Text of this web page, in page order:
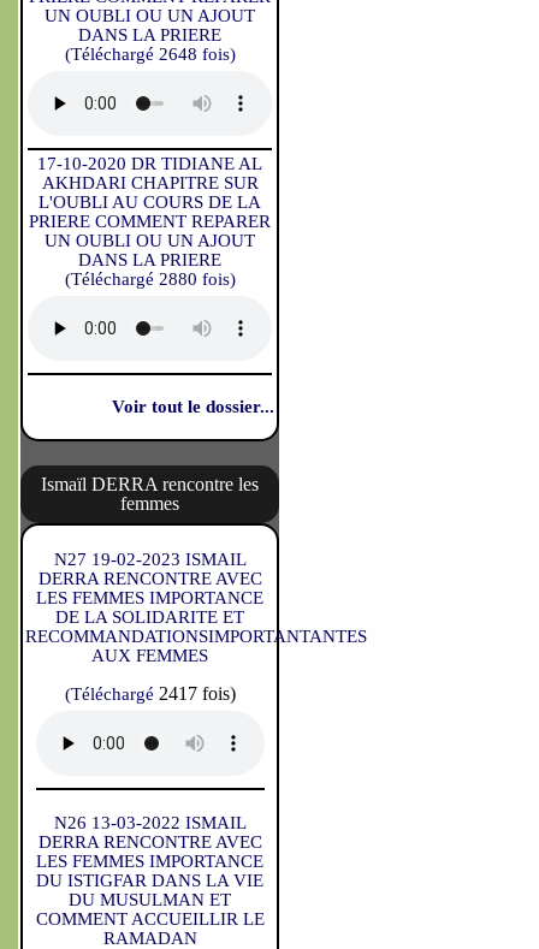
UN OUBLI OU UN AJOUT
DANS LA PRIERE
(Téléchargé 2648 fois)
17-10-2020 DR TIDIANE AL
AKHDARI CHAPITRE SUR
L'OUBLI AU COURS DE LA
PRIERE COMMENT REPARER
UN OUBLI OU UN AJOUT
DANS LA PRIERE
(Téléchargé 2880 fois)
Voir tout le dossier...
Ismaïl DERRA rencontre les
femmes
N27 19-02-2023 ISMAIL
DERRA RENCONTRE AVEC
LES FEMMES IMPORTANCE
DE LA SOLIDARITE ET
RECOMMANDATIONSIMPORTANTANTES
AUX FEMMES
(Téléchargé 2417 fois)
N26 13-03-2022 ISMAIL
DERRA RENCONTRE AVEC
LES FEMMES IMPORTANCE
DU ISTIGFAR DANS LA VIE
DU MUSULMAN ET
COMMENT ACCUEILLIR LE
RAMADAN